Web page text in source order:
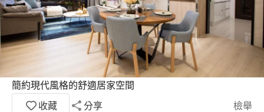
簡約現代風格的舒適居家空間
收藏
分享 檢舉